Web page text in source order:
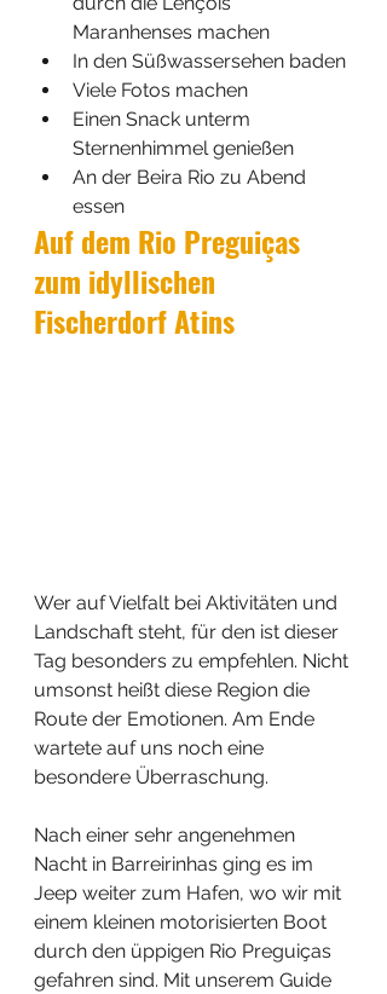
Maranhenses machen
In den Süßwassersehen baden
Viele Fotos machen
Einen Snack unterm
Sternenhimmel genießen
An der Beira Rio zu Abend
essen
Auf dem Rio Preguiças
zum idyllischen
Fischerdorf Atins
Wer auf Vielfalt bei Aktivitäten und
Landschaft steht, für den ist dieser
Tag besonders zu empfehlen. Nicht
umsonst heißt diese Region die
Route der Emotionen. Am Ende
wartete auf uns noch eine
besondere Überraschung.
Nach einer sehr angenehmen
Nacht in Barreirinhas ging es im
Jeep weiter zum Hafen, wo wir mit
einem kleinen motorisierten Boot
durch den üppigen Rio Preguiças
gefahren sind. Mit unserem Guide